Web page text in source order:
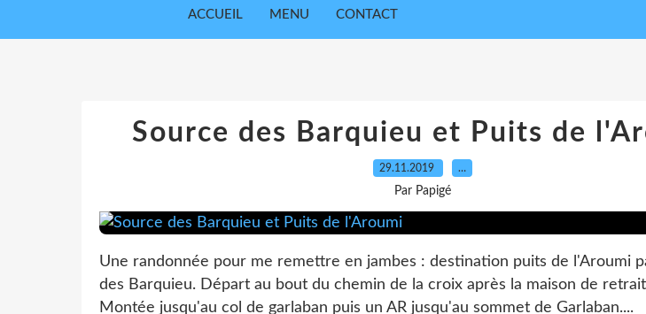
ACCUEIL MENU CONTACT
Source des Barquieu et Puits de
29.11.2019 …
Par Papigé
Une randonnée pour me remettre en jambes : destination puits de l'Aroumi
des Barquieu. Départ au bout du chemin de la croix après la maison de
Montée jusqu'au col de garlaban puis un AR jusqu'au sommet de Garlaban....